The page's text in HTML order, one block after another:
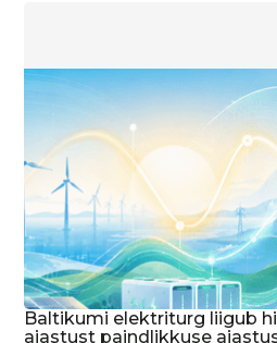
Baltikumi elektriturg liigub
ajastust paindlikkuse